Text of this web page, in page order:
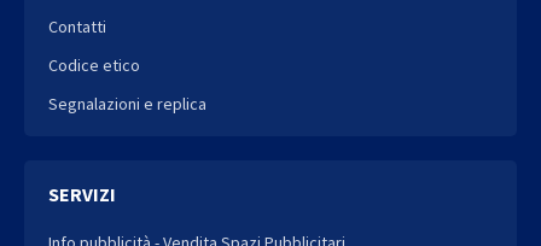
Contatti
Codice etico
Segnalazioni e replica
SERVIZI